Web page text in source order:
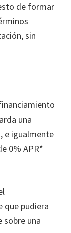
de formar
sin
una
e igualmente
0% APR*
que pudiera
sobre una